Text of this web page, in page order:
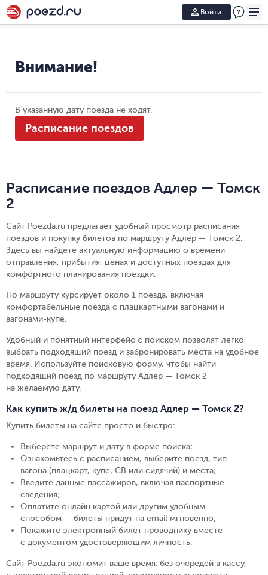
Войти
Внимание!
В указанную дату поезда не ходят.
Расписание поездов
Расписание поездов Адлер — Томск
2
Сайт Poezda.ru предлагает удобный просмотр расписания
поездов и покупку билетов по маршруту Адлер — Томск 2.
Здесь вы найдете актуальную информацию о времени
отправления, прибытия, ценах и доступных поездах для
комфортного планирования поездки.
По маршруту курсирует около 1 поезда, включая
комфортабельные поезда с плацкартными вагонами и
вагонами-купе.
Удобный и понятный интерфейс с поиском позволят легко
выбрать подходящий поезд и забронировать места на удобное
время. Используйте поисковую форму, чтобы найти
подходящий поезд по маршруту Адлер — Томск 2
на желаемую дату.
Как купить ж/д билеты на поезд Адлер — Томск 2?
Купить билеты на сайте просто и быстро:
Выберете маршрут и дату в форме поиска;
Ознакомьтесь с расписанием, выберите поезд, тип
вагона (плацкарт, купе, СВ или сидячий) и места;
Введите данные пассажиров, включая паспортные
сведения;
Оплатите онлайн картой или другим удобным
способом — билеты придут на email мгновенно;
Покажите электронный билет проводнику вместе
с документом удостоверяющим личность.
Сайт Poezda.ru экономит ваше время: без очередей в кассу,